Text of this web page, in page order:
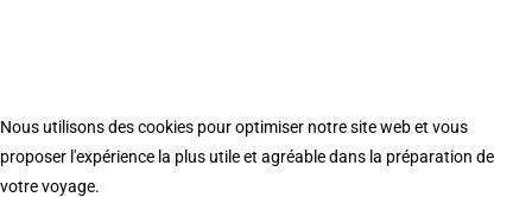
Nous utilisons des cookies pour optimiser notre site web et vous
proposer l'expérience la plus utile et agréable dans la préparation de
votre voyage.